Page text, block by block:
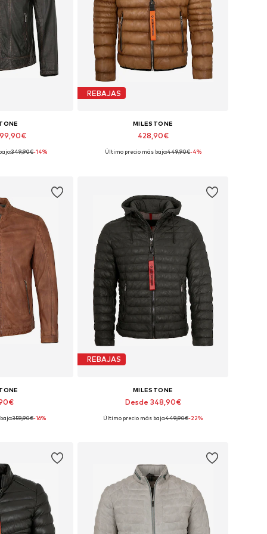
L, XL, XXXL
349,90€-14%
REBAJAS
MILESTONE
428,90€
Tallas disponibles: L, XL, XXXL
Último precio más bajo:449,90€-4%
M, XL, XXL, 4XL
359,90€-16%
REBAJAS
MILESTONE
Desde 348,90€
Tallas disponibles: M, XL
Último precio más bajo:449,90€-22%